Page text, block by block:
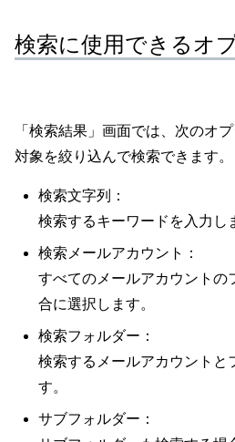
検索に使用できるオ
「検索結果」画面では、次のオ
対象を絞り込んで検索できます。
検索文字列：
検索するキーワードを入力し
検索メールアカウント：
すべてのメールアカウントの
合に選択します。
検索フォルダー：
検索するメールアカウントと
す。
サブフォルダー：